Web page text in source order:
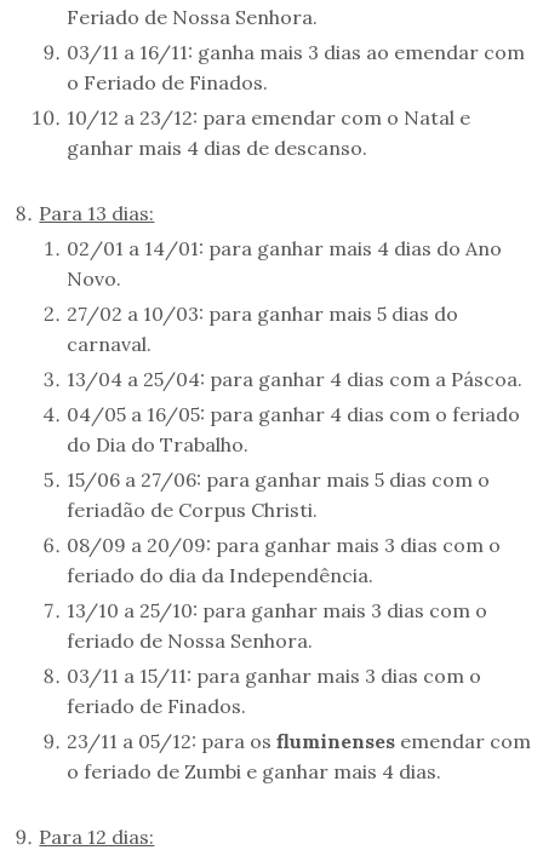
Feriado de Nossa Senhora.
03/11 a 16/11: ganha mais 3 dias ao emendar com
o Feriado de Finados.
10/12 a 23/12: para emendar com o Natal e
ganhar mais 4 dias de descanso.
Para 13 dias:
02/01 a 14/01: para ganhar mais 4 dias do Ano
Novo.
27/02 a 10/03: para ganhar mais 5 dias do
carnaval.
13/04 a 25/04: para ganhar 4 dias com a Páscoa.
04/05 a 16/05: para ganhar 4 dias com o feriado
do Dia do Trabalho.
15/06 a 27/06: para ganhar mais 5 dias com o
feriadão de Corpus Christi.
08/09 a 20/09: para ganhar mais 3 dias com o
feriado do dia da Independência.
13/10 a 25/10: para ganhar mais 3 dias com o
feriado de Nossa Senhora.
03/11 a 15/11: para ganhar mais 3 dias com o
feriado de Finados.
23/11 a 05/12: para os fluminensesemendar com
o feriado de Zumbi e ganhar mais 4 dias.
Para 12 dias: